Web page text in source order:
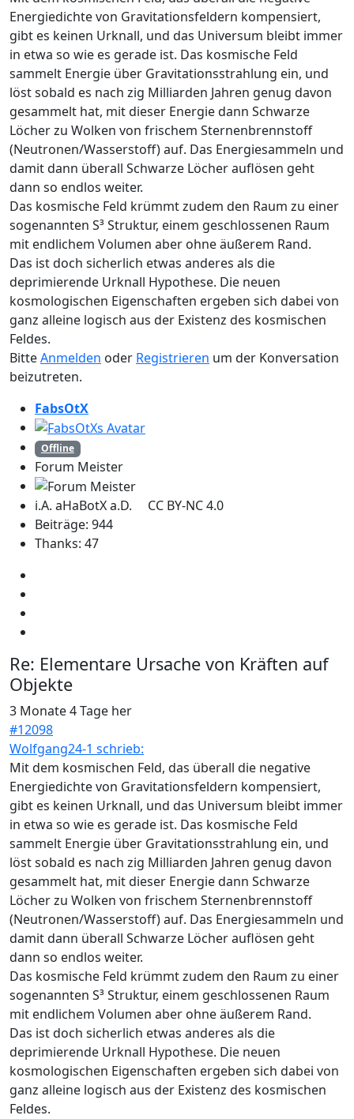
Energiedichte von Gravitationsfeldern kompensiert,
gibt es keinen Urknall, und das Universum bleibt immer
in etwa so wie es gerade ist. Das kosmische Feld
sammelt Energie über Gravitationsstrahlung ein, und
löst sobald es nach zig Milliarden Jahren genug davon
gesammelt hat, mit dieser Energie dann Schwarze
Löcher zu Wolken von frischem Sternenbrennstoff
(Neutronen/Wasserstoff) auf. Das Energiesammeln und
damit dann überall Schwarze Löcher auflösen geht
dann so endlos weiter.
Das kosmische Feld krümmt zudem den Raum zu einer
sogenannten S³ Struktur, einem geschlossenen Raum
mit endlichem Volumen aber ohne äußerem Rand.
Das ist doch sicherlich etwas anderes als die
deprimierende Urknall Hypothese. Die neuen
kosmologischen Eigenschaften ergeben sich dabei von
ganz alleine logisch aus der Existenz des kosmischen
Feldes.
BitteAnmelden oder Registrieren um der Konversation
beizutreten.
FabsOtX
Offline
Forum Meister
i.A. aHaBotX a.D. CC BY-NC 4.0
Beiträge: 944
Thanks: 47
Re: Elementare Ursache von Kräften auf
Objekte
3 Monate 4 Tage her
#12098
Wolfgang24-1 schrieb:
Mit dem kosmischen Feld, das überall die negative
Energiedichte von Gravitationsfeldern kompensiert,
gibt es keinen Urknall, und das Universum bleibt immer
in etwa so wie es gerade ist. Das kosmische Feld
sammelt Energie über Gravitationsstrahlung ein, und
löst sobald es nach zig Milliarden Jahren genug davon
gesammelt hat, mit dieser Energie dann Schwarze
Löcher zu Wolken von frischem Sternenbrennstoff
(Neutronen/Wasserstoff) auf. Das Energiesammeln und
damit dann überall Schwarze Löcher auflösen geht
dann so endlos weiter.
Das kosmische Feld krümmt zudem den Raum zu einer
sogenannten S³ Struktur, einem geschlossenen Raum
mit endlichem Volumen aber ohne äußerem Rand.
Das ist doch sicherlich etwas anderes als die
deprimierende Urknall Hypothese. Die neuen
kosmologischen Eigenschaften ergeben sich dabei von
ganz alleine logisch aus der Existenz des kosmischen
Feldes.